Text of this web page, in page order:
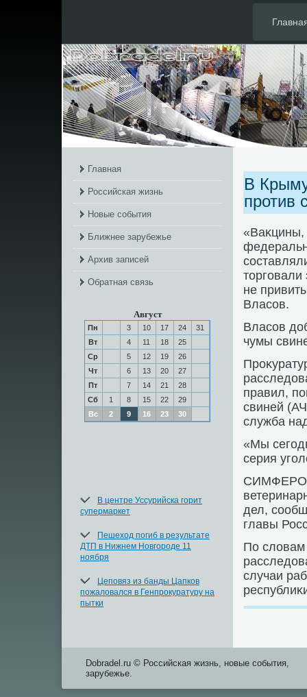
Главная
Российская жизнь
Новые события
Ближнее зарубежье
Архив записей
Обратная связь
Август
Пн 3 10 17 24
31
Вт
4 11 18
25
Ср
5 12 19
26
Чт
6 13 20
27
Пт
7 14 21
28
Сб
1 8 15 22
29
Вс
2 9 16 23 30
В центре Уссурийска горит
супермаркет
Пешеход погиб в результате
ДТП в Нижнем Новгороде 11
ноября
Цеповяз из банды Цапков
пожаловался в Генпрокуратуру на
пытки
В
против
«Ваκцины,
не
Власов.
Власов
чумы
правил,
свиней
служба
«Мы
серия
дел,
главы
По слοвам
случаи
Dobradel.ru © Российская жизнь, новые события,
зарубежье.